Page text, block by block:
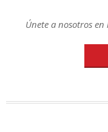
Únete a nosotros